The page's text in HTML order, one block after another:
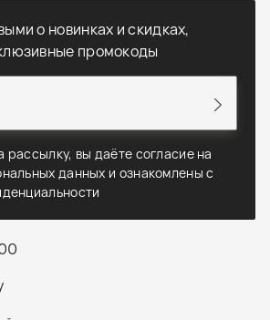
о новинках и скидках,
промокоды
рассылку, вы даёте согласие на
данных и ознакомлены с